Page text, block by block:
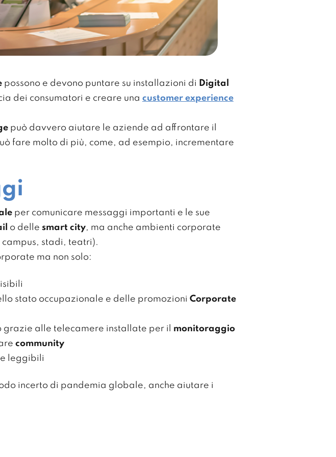
possono e devono puntare su installazioni di Digital
dei consumatori e creare una customer experience
può davvero aiutare le aziende ad affrontare il
fare molto di più, come, ad esempio, incrementare
per comunicare messaggi importanti e le sue
o delle smart city, ma anche ambienti corporate
stadi, teatri).
ma non solo:
stato occupazionale e delle promozioni Corporate
grazie alle telecamere installate per il monitoraggio
community
leggibili
incerto di pandemia globale, anche aiutare i